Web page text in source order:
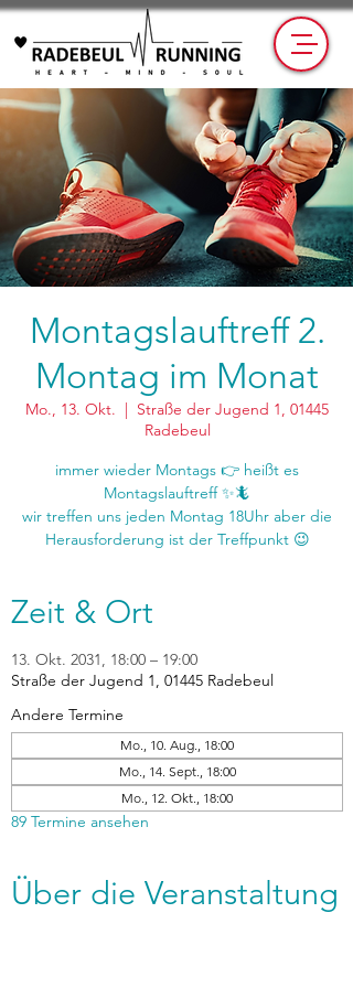
Montagslauftreff 2.
Montag im Monat
Mo., 13. Okt.
  |
Straße der Jugend 1, 01445
Radebeul
immer wieder Montags 👉 heißt es
Montagslauftreff ✨🦎
wir treffen uns jeden Montag 18Uhr aber die
Zeit & Ort
13. Okt. 2031, 18:00 – 19:00
Straße der Jugend 1, 01445 Radebeul
Andere Termine
Mo., 10. Aug., 18:00
Mo., 14. Sept., 18:00
Mo., 12. Okt., 18:00
89 Termine ansehen
Über die Veranstaltung